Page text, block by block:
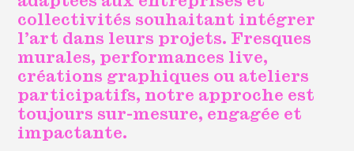
collectivités souhaitant intégrer
l’art dans leurs projets. Fresques
murales, performances live,
créations graphiques ou ateliers
participatifs, notre approche est
toujours sur-mesure, engagée et
impactante.